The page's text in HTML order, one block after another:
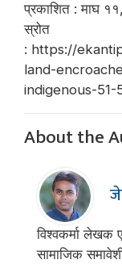
प्रकाशित : माघ
स्रोत
: https://
land-
indigenous-51-
About the
विश्वकर्मा लेखक
सामाजिक